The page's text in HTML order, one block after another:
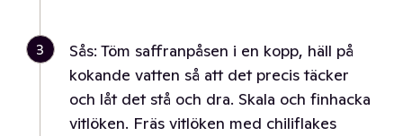
3
Sås: Töm saffranpåsen i en kopp, häll på
kokande vatten så att det precis täcker
och låt det stå och dra. Skala och finhacka
vitlöken. Fräs vitlöken med chiliflakes